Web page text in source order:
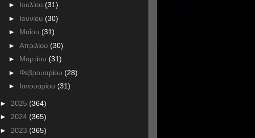
► Ιουλίου (31)
► Ιουνίου (30)
► Μαΐου (31)
► Απριλίου (30)
► Μαρτίου (31)
► Φεβρουαρίου (28)
► Ιανουαρίου (31)
► 2025 (364)
► 2024 (365)
► 2023 (365)